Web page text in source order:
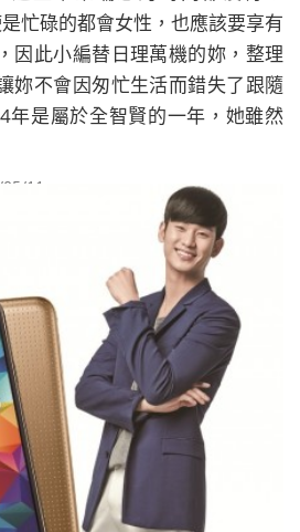
忙碌的都會女性，也應該要享有
因此小編替日理萬機的妳，整理
妳不會因匆忙生活而錯失了跟隨
是屬於全智賢的一年，她雖然
綱一個與印象中截然不同的冷血
揮之不去她在《野》劇中形象和
的你》，她終於又給了觀眾另外
性、強勢，但內心其實很脆弱的
的「跨物種戀
11